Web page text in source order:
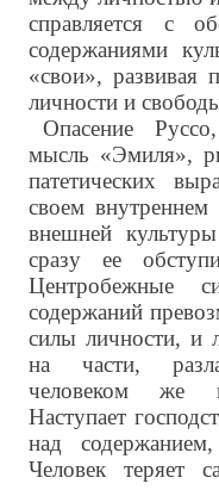
справляется с
содержаниями
«свои», развивая
личности и
Опасение
мысль «Эмиля»,
патетических
своем
внешней
сразу ее
Центробежные
содержаний
силы личности, и
на части,
человеком же
Наступает
над
Человек теряет